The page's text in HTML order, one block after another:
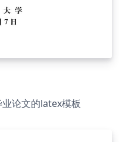
论文的latex模板